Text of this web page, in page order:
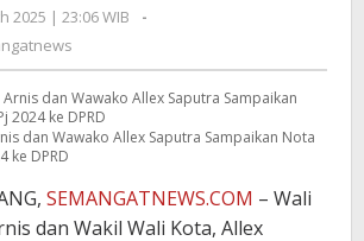
2025 | 23:06 WIB
by
-
dan Wawako Allex Saputra Sampaikan Nota
ke DPRD
SEMANGATNEWS.COM – Wali
dan Wakil Wali Kota, Allex